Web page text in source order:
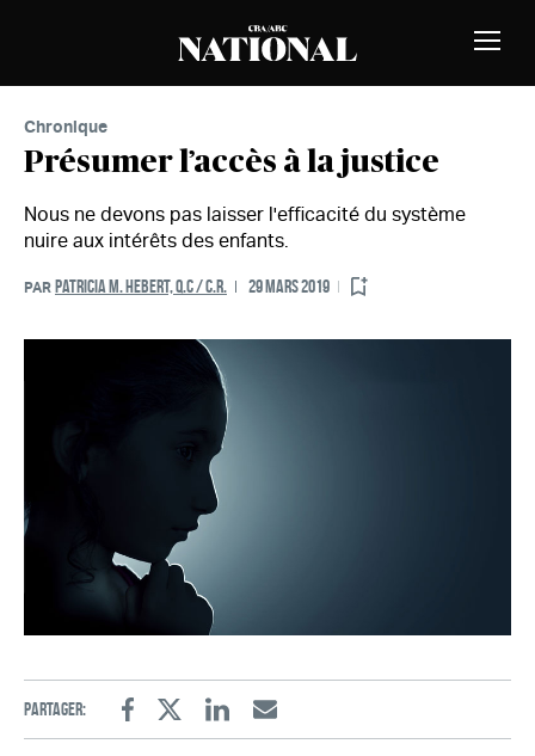
Chronique
Présumer l’accès à la justice
Nous ne devons pas laisser l'efficacité du système
nuire aux intérêts des enfants.
PAR PATRICIA M. HEBERT, Q.C / C.R. 29 MARS 2019
Partager:
FacebookTwitterLinkedinEmail